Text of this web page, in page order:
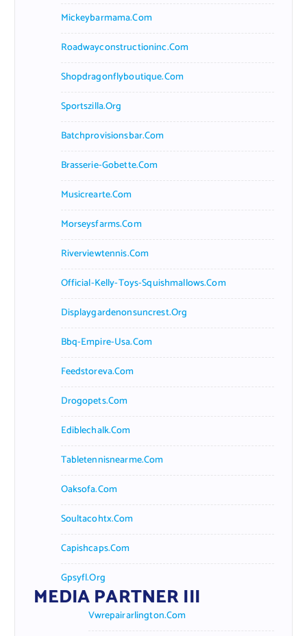
Mickeybarmama.com
Roadwayconstructioninc.com
Shopdragonflyboutique.com
Sportszilla.org
Batchprovisionsbar.com
Brasserie-Gobette.com
Musicrearte.com
Morseysfarms.com
Riverviewtennis.com
Official-Kelly-Toys-Squishmallows.com
Displaygardenonsuncrest.org
Bbq-Empire-Usa.com
Feedstoreva.com
Drogopets.com
Ediblechalk.com
Tabletennisnearme.com
Oaksofa.com
Soultacohtx.com
Capishcaps.com
Gpsyfl.org
MEDIA PARTNER III
Vwrepairarlington.com